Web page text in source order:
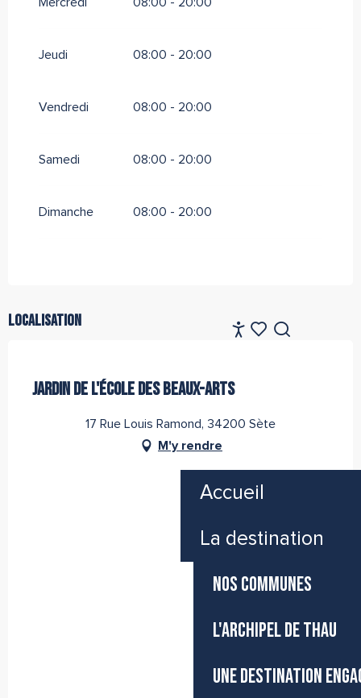
Accueil
La destination
NOS COMMUNES
L'ARCHIPEL DE THAU
UNE DESTINATION
FR
Jeudi 08:00 - 20:00
Vendredi 08:00 - 20:00
Samedi 08:00 - 20:00
Dimanche 08:00 - 20:00
Localisation
JARDIN DE L'ÉCOLE DES BEAUX-ARTS
17 Rue Louis Ramond, 34200 Sète
M'y rendre